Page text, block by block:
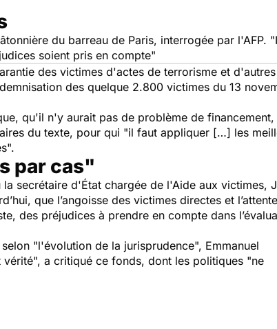
du barreau de Paris, interrogée par l'AFP.
soient pris en compte"
des victimes d'actes de terrorisme et d'autres
des quelque 2.800 victimes du 13
qu'il n'y aurait pas de problème de financement,
du texte, pour qui "il faut appliquer […] les
par cas"
la secrétaire d'État chargée de l'Aide aux victimes,
que l’angoisse des victimes directes et
des préjudices à prendre en compte dans
"l'évolution de la jurisprudence", Emmanuel
vérité", a critiqué ce fonds, dont les politiques "ne